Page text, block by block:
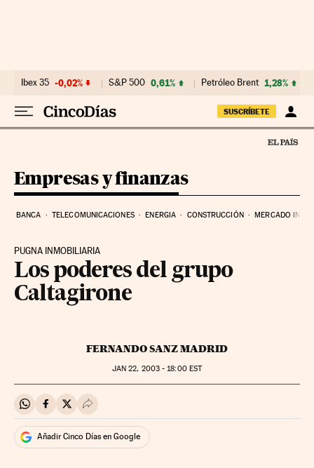
Ibex 35 -0,02% S&P 500 0,61% Petróleo Brent 1,28%
SUSCRÍBETE
Empresas y finanzas
BANCA TELECOMUNICACIONES ENERGIA CONSTRUCCIÓN MERCADO
PUGNA INMOBILIARIA
Los poderes del grupo
Caltagirone
FERNANDO SANZ MADRID
JAN 22, 2003 - 18:00EST
Compartir en Whatsapp
Compartir en Facebook
Compartir en Twitter
Desplegar Redes Sociales
Añadir Cinco Días en Google